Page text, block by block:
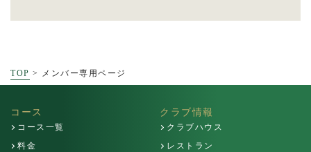
TOP > メンバー専用ページ
コース
コース一覧
料金
クラブ情報
クラブハウス
レストラン